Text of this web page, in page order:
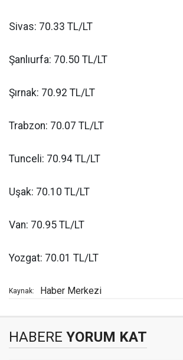
Sivas: 70.33 TL/LT
Şanlıurfa: 70.50 TL/LT
Şırnak: 70.92 TL/LT
Trabzon: 70.07 TL/LT
Tunceli: 70.94 TL/LT
Uşak: 70.10 TL/LT
Van: 70.95 TL/LT
Yozgat: 70.01 TL/LT
Kaynak: Haber Merkezi
HABERE YORUM KAT